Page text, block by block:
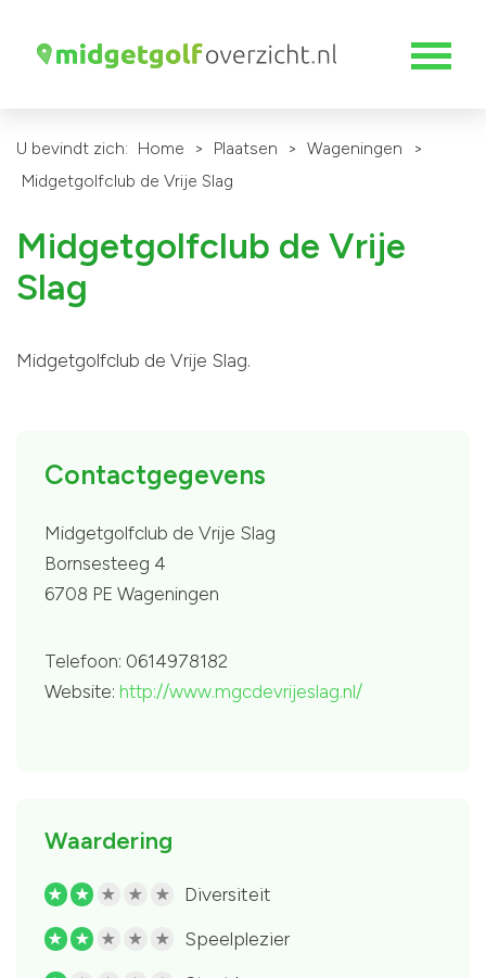
U bevindt zich: Home > Plaatsen > Wageningen
>
Midgetgolfclub de Vrije Slag
Midgetgolfclub de Vrije
Slag
Midgetgolfclub de Vrije Slag.
Contactgegevens
Midgetgolfclub de Vrije Slag
Bornsesteeg 4
6708 PE Wageningen
Telefoon: 0614978182
Website: http://www.mgcdevrijeslag.nl/
Waardering
R R R R R Diversiteit
R R R R R Speelplezier